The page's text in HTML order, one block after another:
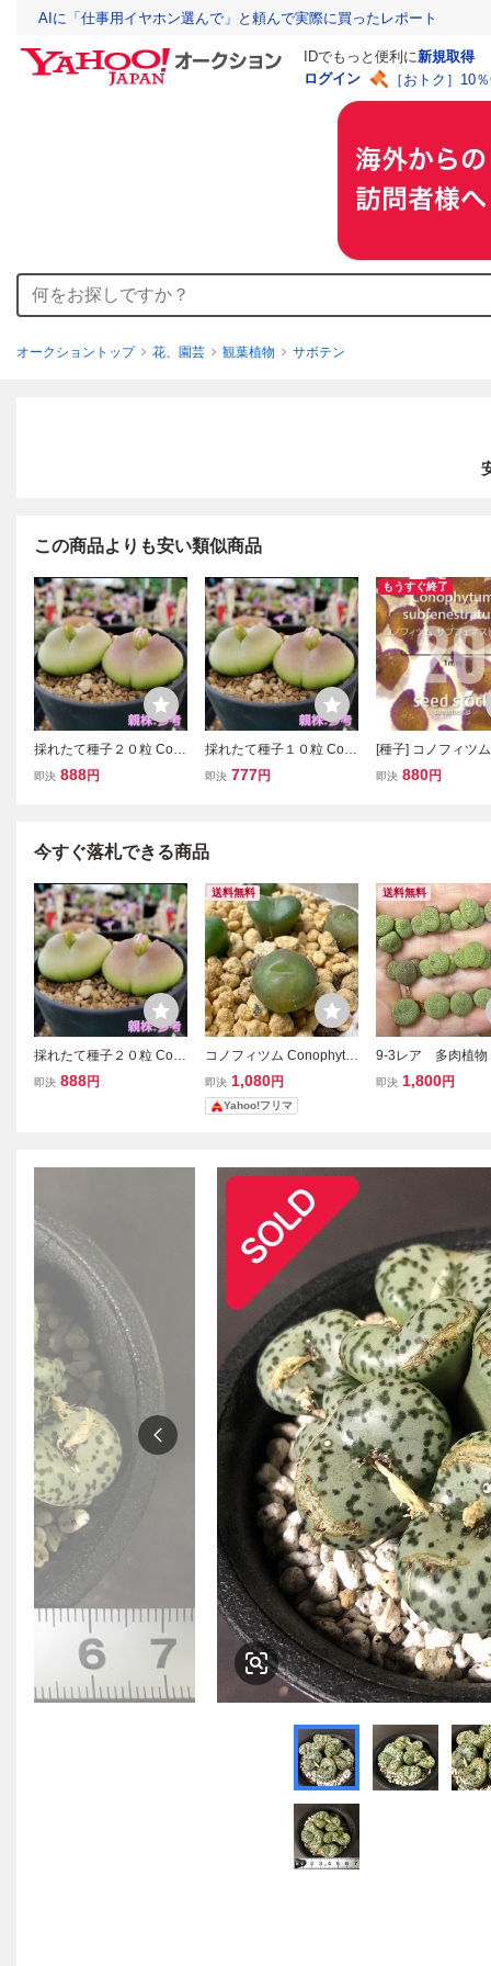
AIに「仕事用イヤホン選んで」と頼んで実際に買ったレポート
IDでもっと便利に新規取得
ログイン
［おトク］10
オークショントップ 花、園芸 観葉植物 サボテン
この商品よりも安い類似商品
採れたて種子２０粒 Con
ophytum ratum コノフィ
即決 888円
採れたて種子１０粒 Con
ophytum ratum コノフィ
即決 777円
もうすぐ終了
[種子] コノフィツ
フェネストラツム
即決 880円
今すぐ落札できる商品
採れたて種子２０粒 Con
ophytum ratum コノフィ
即決 888円
送料無料
コノフィツム Conophytu
m 多肉植物 マウガニー m
aughanii 6苗 ランダム
発送
即決 1,080円
Yahoo!フリマ
送料無料
9-3レア 多肉植
フィツム
即決 1,800円